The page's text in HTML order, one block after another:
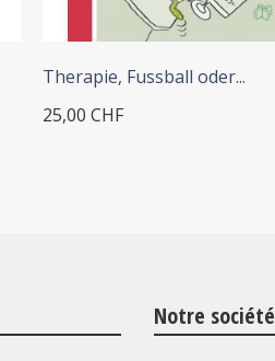
+ ADD TO CART
Therapie, Fussball oder...
25,00 CHF
Notre société